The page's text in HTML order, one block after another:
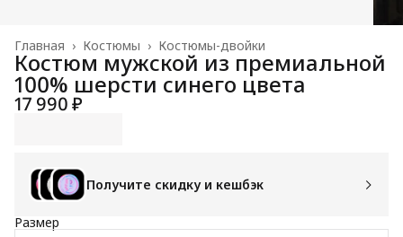
Костюмы-двойки
Костюмы ›
Главная ›
Костюм мужской из премиальной
100% шерсти синего цвета
17 990 ₽
Получите скидку и кешбэк
Размер